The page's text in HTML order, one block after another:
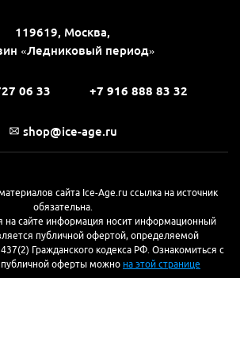
119619, Москва,
«Ледниковый период»
06 33 +7 916 888 83 32
shop@ice-age.ru
сайта Ice-Age.ru ссылка на источник
обязательна.
на сайте информация носит информационный
публичной офертой, определяемой
Гражданского кодекса РФ. Ознакомиться с
публичной оферты можно на этой странице